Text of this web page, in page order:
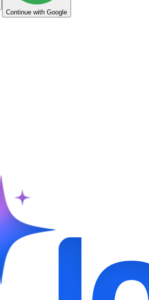
Continue with Google